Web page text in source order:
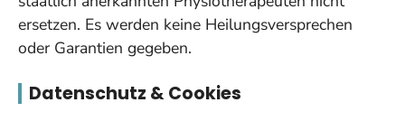
ersetzen. Es werden keine Heilungsversprechen
oder Garantien gegeben.
Datenschutz & Cookies